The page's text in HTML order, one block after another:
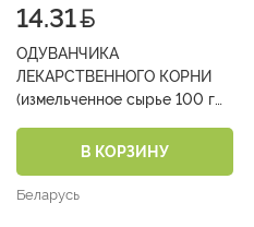
14.31
ОДУВАНЧИКА
ЛЕКАРСТВЕННОГО КОРНИ
(измельченное сырье 100 г
В КОРЗИНУ
Беларусь